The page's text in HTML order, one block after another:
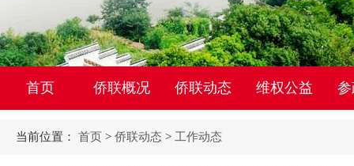
首页 侨联概况 侨联动态 维权公益
当前位置： 首页 > 侨联动态 > 工作动态